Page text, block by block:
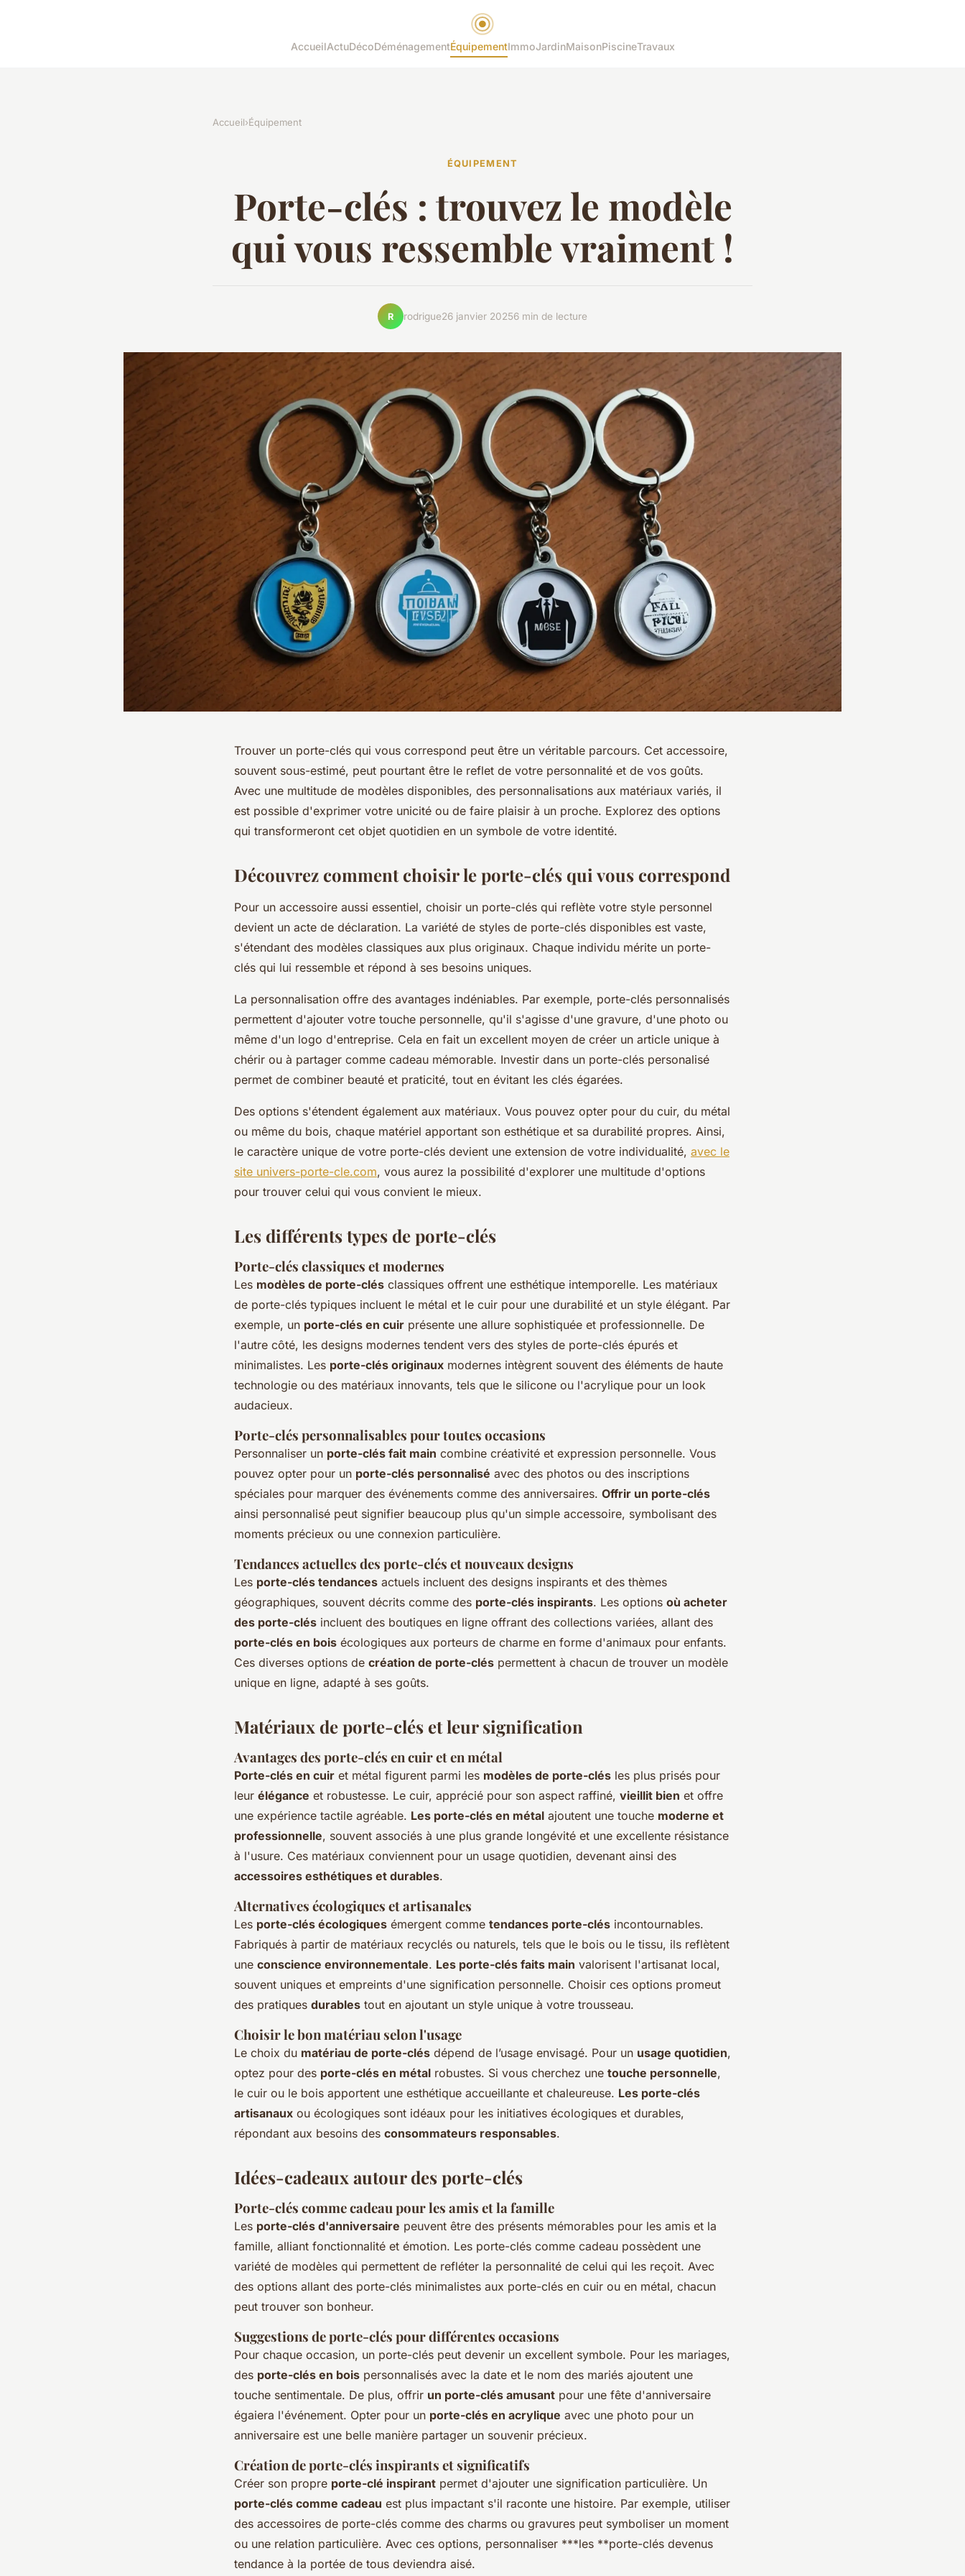
AccueilActuDécoDéménagementÉquipementImmoJardinMaisonPiscineTravaux
Accueil›Équipement
ÉQUIPEMENT
Porte-clés : trouvez le modèle
qui vous ressemble vraiment !
R rodrigue26 janvier 20256 min de lecture
Trouver un porte-clés qui vous correspond peut être un véritable parcours. Cet accessoire,
souvent sous-estimé, peut pourtant être le reflet de votre personnalité et de vos goûts.
Avec une multitude de modèles disponibles, des personnalisations aux matériaux variés, il
est possible d'exprimer votre unicité ou de faire plaisir à un proche. Explorez des options
qui transformeront cet objet quotidien en un symbole de votre identité.
Découvrez comment choisir le porte-clés qui vous correspond
Pour un accessoire aussi essentiel, choisir un porte-clés qui reflète votre style personnel
devient un acte de déclaration. La variété de styles de porte-clés disponibles est vaste,
s'étendant des modèles classiques aux plus originaux. Chaque individu mérite un porte-
clés qui lui ressemble et répond à ses besoins uniques.
La personnalisation offre des avantages indéniables. Par exemple, porte-clés personnalisés
permettent d'ajouter votre touche personnelle, qu'il s'agisse d'une gravure, d'une photo ou
même d'un logo d'entreprise. Cela en fait un excellent moyen de créer un article unique à
chérir ou à partager comme cadeau mémorable. Investir dans un porte-clés personalisé
permet de combiner beauté et praticité, tout en évitant les clés égarées.
Des options s'étendent également aux matériaux. Vous pouvez opter pour du cuir, du métal
ou même du bois, chaque matériel apportant son esthétique et sa durabilité propres. Ainsi,
le caractère unique de votre porte-clés devient une extension de votre individualité, avec le
site univers-porte-cle.com, vous aurez la possibilité d'explorer une multitude d'options
pour trouver celui qui vous convient le mieux.
Les différents types de porte-clés
Porte-clés classiques et modernes
Les modèles de porte-clés classiques offrent une esthétique intemporelle. Les matériaux
de porte-clés typiques incluent le métal et le cuir pour une durabilité et un style élégant. Par
exemple, un porte-clés en cuir présente une allure sophistiquée et professionnelle. De
l'autre côté, les designs modernes tendent vers des styles de porte-clés épurés et
minimalistes. Les porte-clés originaux modernes intègrent souvent des éléments de haute
technologie ou des matériaux innovants, tels que le silicone ou l'acrylique pour un look
audacieux.
Porte-clés personnalisables pour toutes occasions
Personnaliser un porte-clés fait main combine créativité et expression personnelle. Vous
pouvez opter pour un porte-clés personnalisé avec des photos ou des inscriptions
spéciales pour marquer des événements comme des anniversaires. Offrir un porte-clés
ainsi personnalisé peut signifier beaucoup plus qu'un simple accessoire, symbolisant des
moments précieux ou une connexion particulière.
Tendances actuelles des porte-clés et nouveaux designs
Les porte-clés tendances actuels incluent des designs inspirants et des thèmes
géographiques, souvent décrits comme des porte-clés inspirants. Les options où acheter
des porte-clés incluent des boutiques en ligne offrant des collections variées, allant des
porte-clés en bois écologiques aux porteurs de charme en forme d'animaux pour enfants.
Ces diverses options de création de porte-clés permettent à chacun de trouver un modèle
unique en ligne, adapté à ses goûts.
Matériaux de porte-clés et leur signification
Avantages des porte-clés en cuir et en métal
Porte-clés en cuir et métal figurent parmi les modèles de porte-clés les plus prisés pour
leur élégance et robustesse. Le cuir, apprécié pour son aspect raffiné, vieillit bien et offre
une expérience tactile agréable. Les porte-clés en métal ajoutent une touche moderne et
professionnelle, souvent associés à une plus grande longévité et une excellente résistance
à l'usure. Ces matériaux conviennent pour un usage quotidien, devenant ainsi des
accessoires esthétiques et durables.
Alternatives écologiques et artisanales
Les porte-clés écologiques émergent comme tendances porte-clés incontournables.
Fabriqués à partir de matériaux recyclés ou naturels, tels que le bois ou le tissu, ils reflètent
une conscience environnementale. Les porte-clés faits main valorisent l'artisanat local,
souvent uniques et empreints d'une signification personnelle. Choisir ces options promeut
des pratiques durables tout en ajoutant un style unique à votre trousseau.
Choisir le bon matériau selon l'usage
Le choix du matériau de porte-clés dépend de l’usage envisagé. Pour un usage quotidien,
optez pour des porte-clés en métal robustes. Si vous cherchez une touche personnelle,
le cuir ou le bois apportent une esthétique accueillante et chaleureuse. Les porte-clés
artisanaux ou écologiques sont idéaux pour les initiatives écologiques et durables,
répondant aux besoins des consommateurs responsables.
Idées-cadeaux autour des porte-clés
Porte-clés comme cadeau pour les amis et la famille
Les porte-clés d'anniversaire peuvent être des présents mémorables pour les amis et la
famille, alliant fonctionnalité et émotion. Les porte-clés comme cadeau possèdent une
variété de modèles qui permettent de refléter la personnalité de celui qui les reçoit. Avec
des options allant des porte-clés minimalistes aux porte-clés en cuir ou en métal, chacun
peut trouver son bonheur.
Suggestions de porte-clés pour différentes occasions
Pour chaque occasion, un porte-clés peut devenir un excellent symbole. Pour les mariages,
des porte-clés en bois personnalisés avec la date et le nom des mariés ajoutent une
touche sentimentale. De plus, offrir un porte-clés amusant pour une fête d'anniversaire
égaiera l'événement. Opter pour un porte-clés en acrylique avec une photo pour un
anniversaire est une belle manière partager un souvenir précieux.
Création de porte-clés inspirants et significatifs
Créer son propre porte-clé inspirant permet d'ajouter une signification particulière. Un
porte-clés comme cadeau est plus impactant s'il raconte une histoire. Par exemple, utiliser
des accessoires de porte-clés comme des charms ou gravures peut symboliser un moment
ou une relation particulière. Avec ces options, personnaliser ***les **porte-clés devenus
tendance à la portée de tous deviendra aisé.